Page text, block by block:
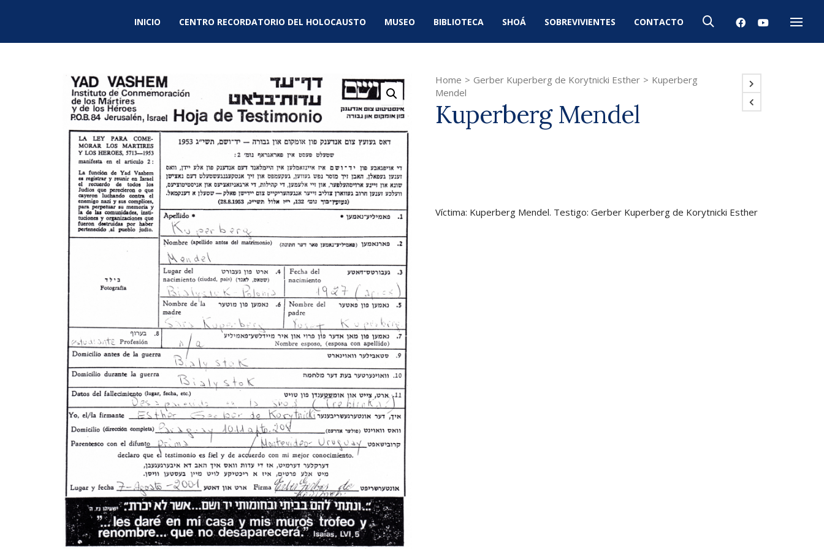
INICIO CENTRO RECORDATORIO DEL HOLOCAUSTO MUSEO BIBLIOTECA SHOÁ SOBREVIVIENTES CONTACTO
Menú
Home > Gerber Kuperberg de Korytnicki Esther > Kuperberg
Mendel
Kuperberg Mendel
Víctima: Kuperberg Mendel. Testigo: Gerber Kuperberg de Korytnicki Esther